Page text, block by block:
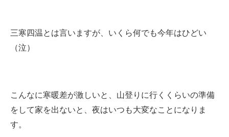
三寒四温とは言いますが、いくら何でも今年はひどい
（泣）
こんなに寒暖差が激しいと、山登りに行くくらいの準備
をして家を出ないと、夜はいつも大変なことになりま
す。